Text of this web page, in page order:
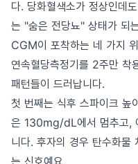
다. 당화혈색소가 정상인데
는 "숨은 전당뇨" 상태가 되
CGM이 포착하는 네 가지
연속혈당측정기를 2주만 착
패턴들이 드러납니다.
첫 번째는 식후 스파이크 높
은 130mg/dL에서 멈추고,
니다. 후자의 경우 탄수화물
는 신호예요.